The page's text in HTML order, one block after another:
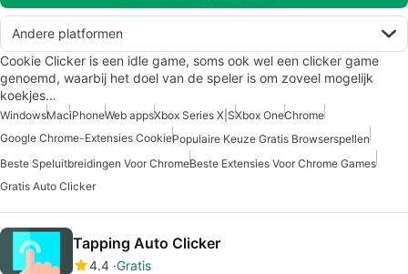
Andere platformen
Cookie Clicker is een idle game, soms ook wel een clicker game
genoemd, waarbij het doel van de speler is om zoveel mogelijk
koekjes…
WindowsMaciPhoneWeb appsXbox Series X|SXbox OneChrome
Google Chrome-Extensies CookiePopulaire Keuze Gratis Browserspellen
Beste Speluitbreidingen Voor ChromeBeste Extensies Voor Chrome Games
Gratis Auto Clicker
Tapping Auto Clicker
4.4 Gratis